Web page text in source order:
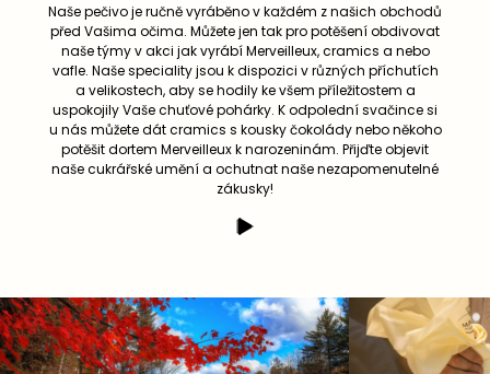
Naše pečivo je ručně vyráběno v každém z našich obchodů
před Vašima očima. Můžete jen tak pro potěšení obdivovat
naše týmy v akci jak vyrábí Merveilleux, cramics a nebo
vafle. Naše speciality jsou k dispozici v různých příchutích
a velikostech, aby se hodily ke všem příležitostem a
uspokojily Vaše chuťové pohárky. K odpolední svačince si
u nás můžete dát cramics s kousky čokolády nebo někoho
potěšit dortem Merveilleux k narozeninám. Přijďte objevit
naše cukrářské umění a ochutnat naše nezapomenutelné
zákusky!